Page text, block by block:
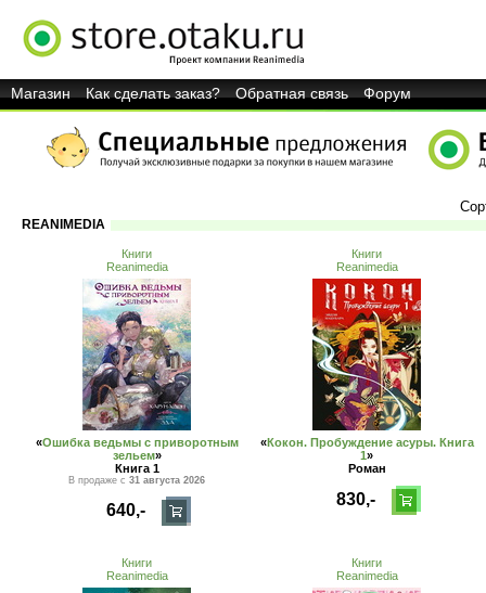
Магазин Как сделать заказ? Обратная связь Форум
REANIMEDIA
Книги
Reanimedia
«Ошибка ведьмы с приворотным
зельем»
Книга 1
В продаже с 31 августа 2026
640,-
Книги
Reanimedia
«Кокон. Пробуждение асуры. Книга
1»
Роман
830,-
Книги
Reanimedia
Книги
Reanimedia